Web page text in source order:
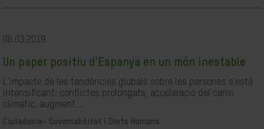
06.03.2019
Un paper positiu d'Espanya en un món inestable
L'impacte de les tendències globals sobre les persones s'està
intensificant: conflictes prolongats, acceleració del canvi
climàtic, augment...
Ciutadania- Governabilitat i Drets Humans